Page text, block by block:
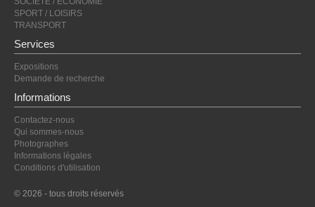
SPORT / LOISIRS
TRANSPORT
Services
Expositions
Demande de recherche
Informations
Contactez-nous
Qui sommes-nous
Photographes
Informations légales
Conditions d'utilisation
© 2026 - tous droits réservés